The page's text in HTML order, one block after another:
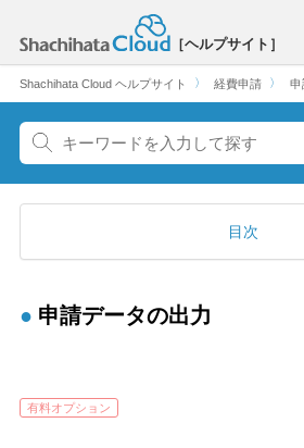
［ヘルプサイト］
Shachihata Cloud ヘルプサイト 〉 経費申請 〉 申
目次
申請データの出力
有料オプション